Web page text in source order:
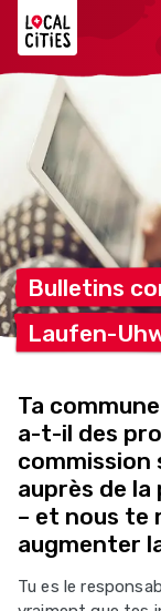
Bulletins
Laufen-
Ta
a-t-il des
commission
auprès de
– et nous te
augmenter
Tu es le